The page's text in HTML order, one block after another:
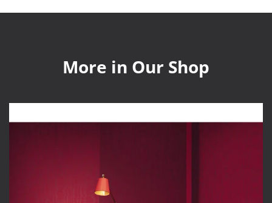
More in Our Shop